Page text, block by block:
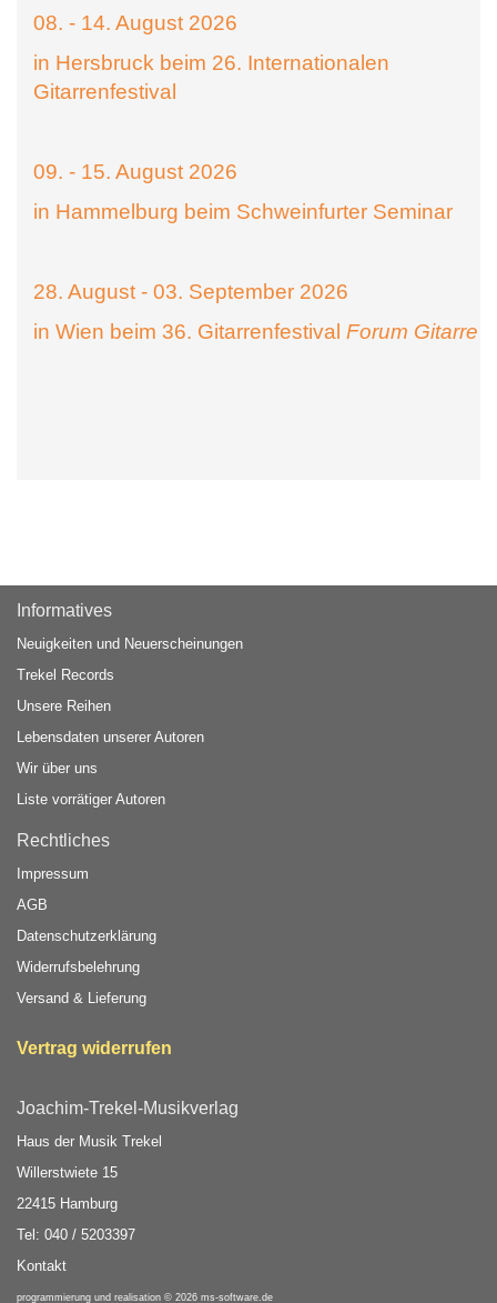
08. - 14. August 2026
in Hersbruck beim 26. Internationalen
Gitarrenfestival
09. - 15. August 2026
in Hammelburg beim Schweinfurter Seminar
28. August - 03. September 2026
in Wien beim 36. Gitarrenfestival Forum Gitarre
Informatives
Neuigkeiten und Neuerscheinungen
Trekel Records
Unsere Reihen
Lebensdaten unserer Autoren
Wir über uns
Liste vorrätiger Autoren
Rechtliches
Impressum
AGB
Datenschutzerklärung
Widerrufsbelehrung
Versand & Lieferung
Vertrag widerrufen
Joachim-Trekel-Musikverlag
Haus der Musik Trekel
Willerstwiete 15
22415 Hamburg
Tel: 040 / 5203397
Kontakt
programmierung und realisation © 2026 ms-software.de